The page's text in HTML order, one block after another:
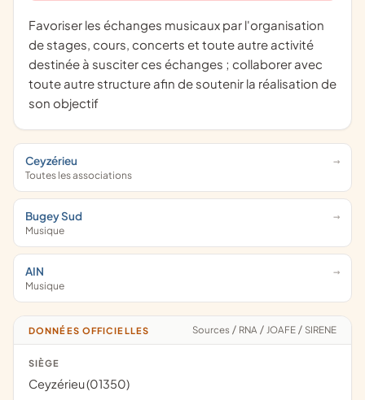
favoriser les échanges musicaux par l'organisation
de stages, cours, concerts et toute autre activité
destinée à susciter ces échanges ; collaborer avec
toute autre structure afin de soutenir la réalisation de
son objectif
Ceyzérieu
Toutes les associations
Bugey Sud
Musique
AIN
Musique
DONNÉES OFFICIELLES Sources / RNA / JOAFE / SIRENE
SIÈGE
Ceyzérieu (01350)